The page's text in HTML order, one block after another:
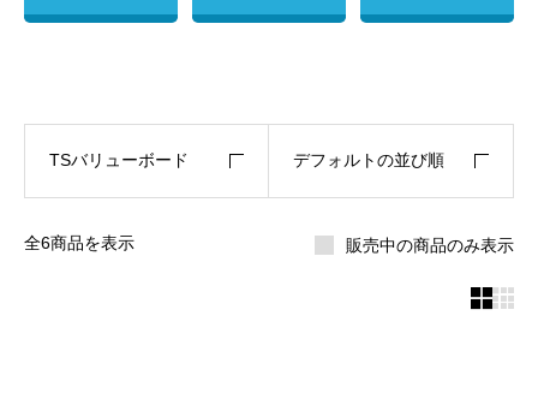
全6商品を表示
TSバリューボード デフォルトの並び順
販売中の商品のみ表示
